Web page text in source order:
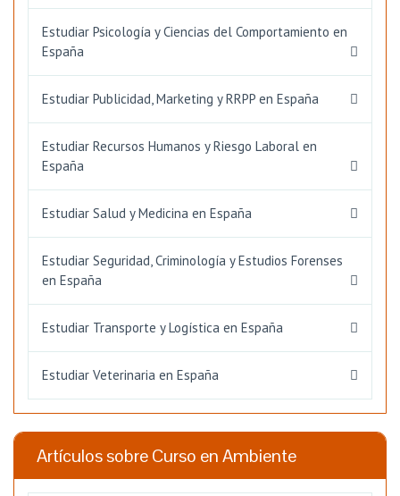
Estudiar Psicología y Ciencias del Comportamiento en
España
Estudiar Publicidad, Marketing y RRPP en España
Estudiar Recursos Humanos y Riesgo Laboral en
España
Estudiar Salud y Medicina en España
Estudiar Seguridad, Criminología y Estudios Forenses
en España
Estudiar Transporte y Logística en España
Estudiar Veterinaria en España
Artículos sobre Curso en Ambiente